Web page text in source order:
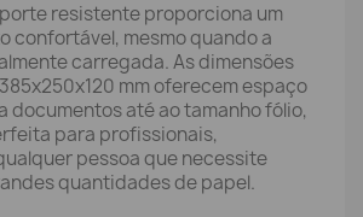
resistente proporciona um
confortável, mesmo quando a
carregada. As dimensões
mm oferecem espaço
documentos até ao tamanho fólio,
para profissionais,
pessoa que necessite
quantidades de papel.